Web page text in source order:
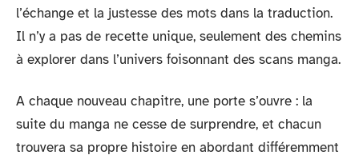
l’échange et la justesse des mots dans la traduction.
Il n’y a pas de recette unique, seulement des chemins
à explorer dans l’univers foisonnant des scans manga.
A chaque nouveau chapitre, une porte s’ouvre : la
suite du manga ne cesse de surprendre, et chacun
trouvera sa propre histoire en abordant différemment